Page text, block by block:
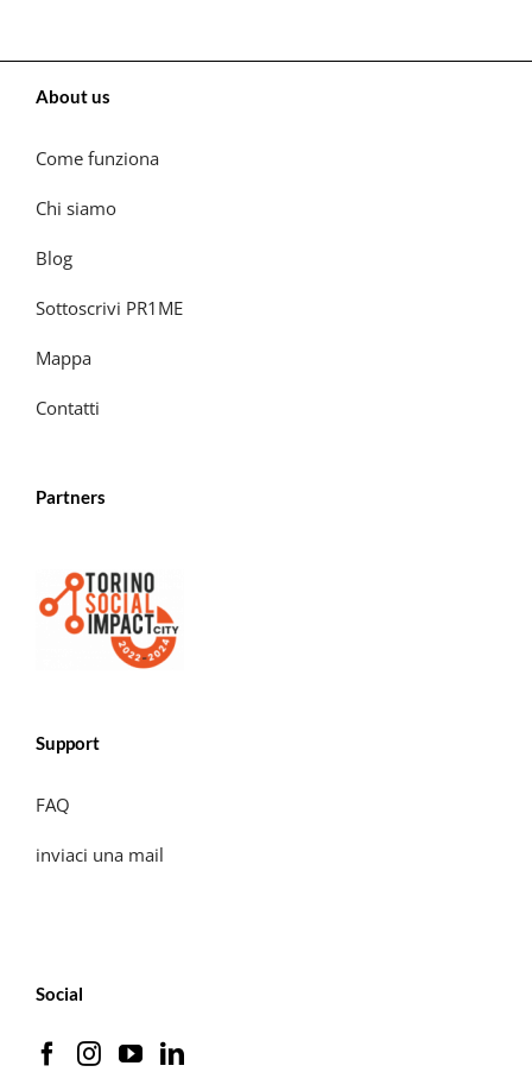
About us
Come funziona
Chi siamo
Blog
Sottoscrivi PR1ME
Mappa
Contatti
Partners
Support
FAQ
inviaci una mail
Social